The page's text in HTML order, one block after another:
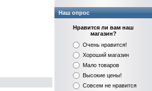
Наш опрос
Нравится ли вам наш
магазин?
Очень нравится!
Хороший магазин
Мало товаров
Высокие цены!
Совсем не нравится